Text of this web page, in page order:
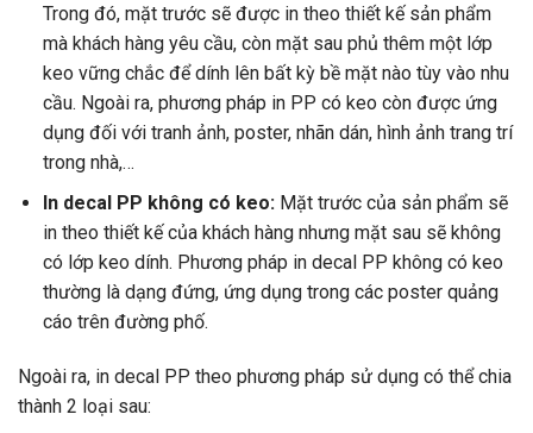
Trong đó, mặt trước sẽ được in theo thiết kế sản phẩm
mà khách hàng yêu cầu, còn mặt sau phủ thêm một lớp
keo vững chắc để dính lên bất kỳ bề mặt nào tùy vào nhu
cầu. Ngoài ra, phương pháp in PP có keo còn được ứng
dụng đối với tranh ảnh, poster, nhãn dán, hình ảnh trang trí
trong nhà,…
In decal PP không có keo: Mặt trước của sản phẩm sẽ
in theo thiết kế của khách hàng nhưng mặt sau sẽ không
có lớp keo dính. Phương pháp in decal PP không có keo
thường là dạng đứng, ứng dụng trong các poster quảng
cáo trên đường phố.
Ngoài ra, in decal PP theo phương pháp sử dụng có thể chia
thành 2 loại sau: